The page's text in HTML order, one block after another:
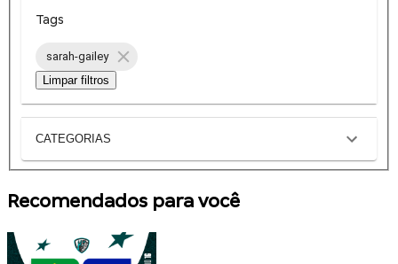
Tags
sarah-gailey
Limpar filtros
CATEGORIAS
Recomendados para você